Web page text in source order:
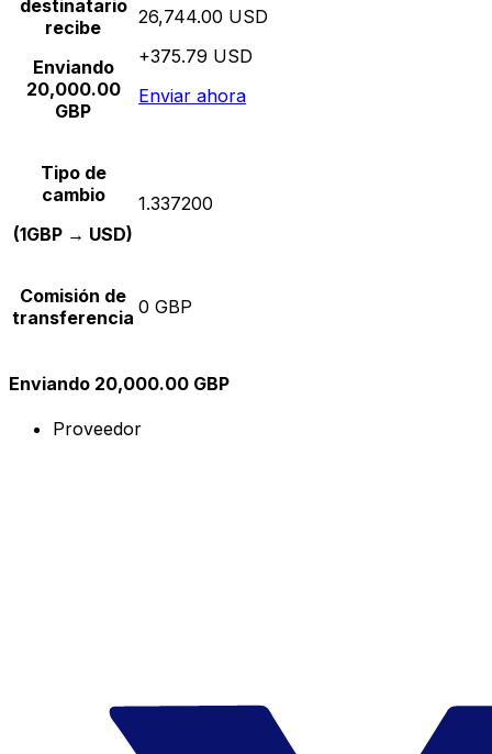
destinatario
recibe
Enviando
20,000.00
GBP
26,744.00 USD
+375.79 USD
Enviar ahora
Tipo de
cambio
(1GBP → USD)
1.337200
Comisión de
transferencia 0 GBP
Enviando 20,000.00 GBP
Proveedor